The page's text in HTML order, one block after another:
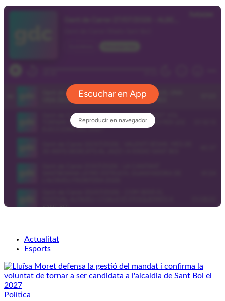
Actualitat
Esports
Política